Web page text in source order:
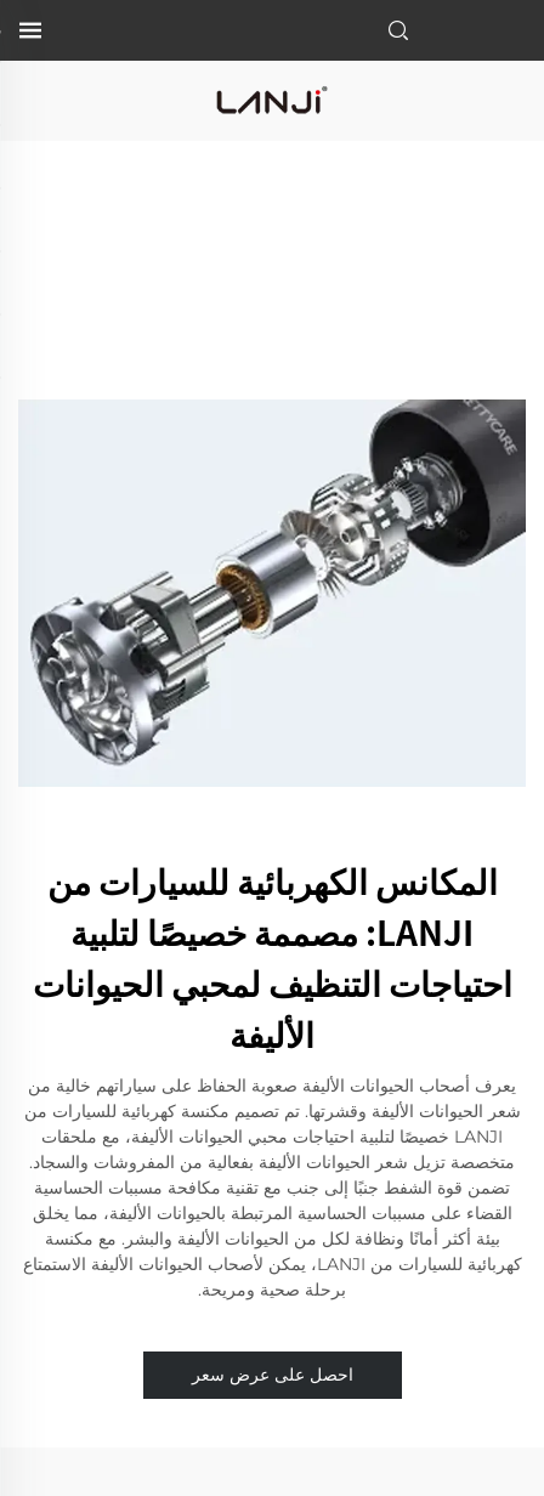
المكانس الكهربائية للسيارات من
LANJI: مصممة خصيصًا لتلبية
احتياجات التنظيف لمحبي الحيوانات
الأليفة
يعرف أصحاب الحيوانات الأليفة صعوبة الحفاظ على سياراتهم خالية من
شعر الحيوانات الأليفة وقشرتها. تم تصميم مكنسة كهربائية للسيارات من
LANJI خصيصًا لتلبية احتياجات محبي الحيوانات الأليفة، مع ملحقات
متخصصة تزيل شعر الحيوانات الأليفة بفعالية من المفروشات والسجاد.
تضمن قوة الشفط جنبًا إلى جنب مع تقنية مكافحة مسببات الحساسية
القضاء على مسببات الحساسية المرتبطة بالحيوانات الأليفة، مما يخلق
بيئة أكثر أمانًا ونظافة لكل من الحيوانات الأليفة والبشر. مع مكنسة
كهربائية للسيارات من LANJI، يمكن لأصحاب الحيوانات الأليفة الاستمتاع
برحلة صحية ومريحة.
احصل على عرض سعر